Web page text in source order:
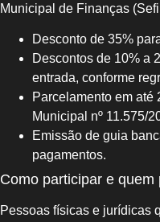
Municipal de Finanças
Desconto de 35%
Descontos de 10% a
entrada, conforme
Parcelamento em até
Municipal nº 11.575/
Emissão de guia
pagamentos.
Como participar e quem
Pessoas físicas e jurídicas